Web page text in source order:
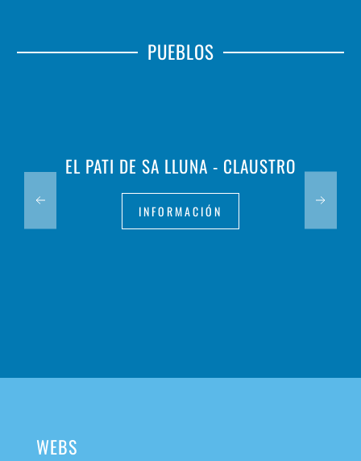
PUEBLOS
EL PATI DE SA LLUNA - CLAUSTRO
INFORMACIÓN
WEBS